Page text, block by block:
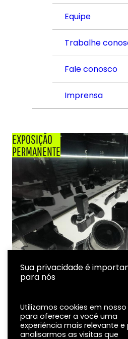
Equipe
Trabalhe
Fale conosco
Imprensa
EXPOSIÇÃO
PERMANENTE
LINHA DO TEMPO DA
Sua privacidade é
para nós
Utilizamos cookies em nosso
para oferecer a você uma
experiência mais relevante e
analisarmos as visitas que